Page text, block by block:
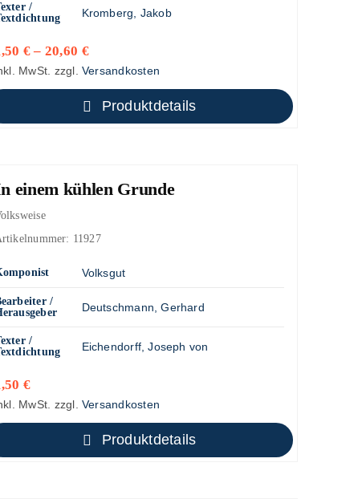
/
Kromberg, Jakob
€ – 20,60 €
MwSt. zzgl. Versandkosten
Produktdetails
einem kühlen Grunde
11927
Volksgut
/
Deutschmann, Gerhard
/
Eichendorff, Joseph von
€
MwSt. zzgl. Versandkosten
Produktdetails